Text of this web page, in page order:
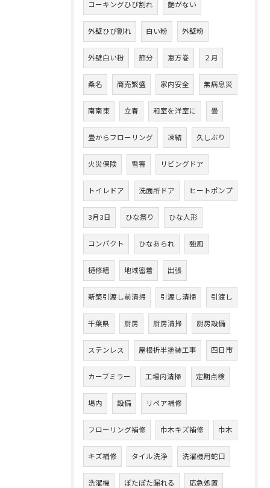
コーキングひび割れ 艶がない
外壁ひび割れ 白い粉 外壁粉
外壁白い粉 節分 恵方巻 ２月
桑名 商売繁盛 家内安全 無病息災
南南東 立春 和室を洋室に 畳
畳からフローリング 凍結 久しぶり
火災保険 雪害 リビングドア
トイレドア 洗面所ドア ヒートポンプ
3月3日 ひな祭り ひな人形
コンパクト ひなあられ 強風
樋修繕 地域密着 出張
新築引渡し前清掃 引渡し清掃 引渡し
千葉県 厨房 厨房清掃 厨房設備
ステンレス 屋根折半塗装工事 四日市
カーブミラー 工場内清掃 定期点検
場内 設備 リペア補修
フローリング補修 巾木キズ補修 巾木
キズ補修 タイル洗浄 洗濯機用蛇口
洗濯機 ぽたぽた漏れる 応急処置